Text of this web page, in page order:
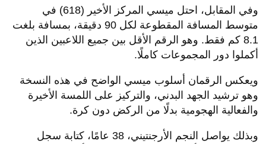
وفي المقابل، احتل ميسي المركز الأخير (618) في
متوسط المسافة المقطوعة لكل 90 دقيقة، بمسافة بلغت
8.1 كم فقط. وهو الرقم الأقل بين جميع اللاعبين الذين
أكملوا دور المجموعات كاملًا.
ويعكس الرقمان أسلوب ميسي الواضح في هذه النسخة
وهو ترشيد الجهد البدني، والتركيز على اللمسة الأخيرة
والفعالية الهجومية بدلًا من الركض دون كرة.
وبذلك يواصل النجم الأرجنتيني، 38 عامًا، كتابة سجل